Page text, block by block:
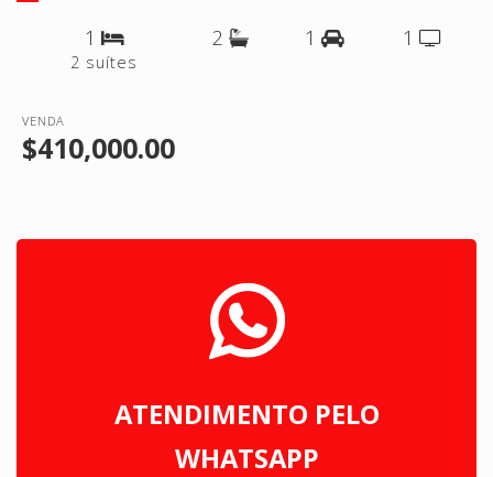
1
2 suítes
2 1 1
VENDA
$410,000.00
ATENDIMENTO PELO
WHATSAPP